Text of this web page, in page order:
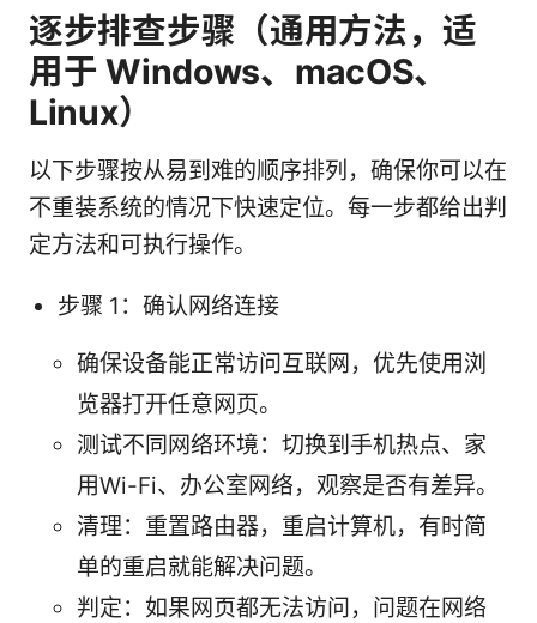
逐步排查步骤（通用方法，适
用于 Windows、macOS、
Linux）
以下步骤按从易到难的顺序排列，确保你可以在
不重装系统的情况下快速定位。每一步都给出判
定方法和可执行操作。
步骤 1：确认网络连接
确保设备能正常访问互联网，优先使用浏
览器打开任意网页。
测试不同网络环境：切换到手机热点、家
用Wi-Fi、办公室网络，观察是否有差异。
清理：重置路由器，重启计算机，有时简
单的重启就能解决问题。
判定：如果网页都无法访问，问题在网络